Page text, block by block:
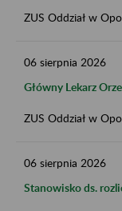
ZUS Oddział w
06 sierpnia 2026
Główny Lekarz
ZUS Oddział w
06 sierpnia 2026
Stanowisko ds.